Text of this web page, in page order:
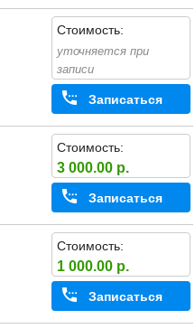
Стоимость:
уточняется при
записи
Записаться
Стоимость:
3 000.00 р.
Записаться
Стоимость:
1 000.00 р.
Записаться